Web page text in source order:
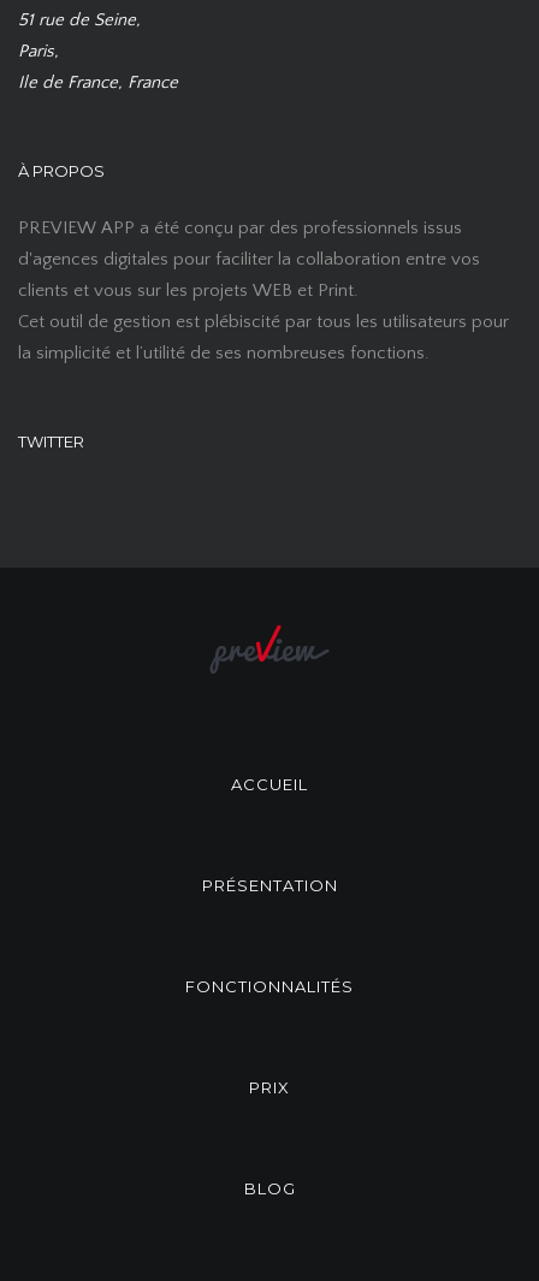
51 rue de Seine,
Paris,
Ile de France, France
À PROPOS
PREVIEW APP a été conçu par des professionnels issus
d'agences digitales pour faciliter la collaboration entre vos
clients et vous sur les projets WEB et Print.
Cet outil de gestion est plébiscité par tous les utilisateurs pour
la simplicité et l’utilité de ses nombreuses fonctions.
TWITTER
ACCUEIL
PRÉSENTATION
FONCTIONNALITÉS
PRIX
BLOG